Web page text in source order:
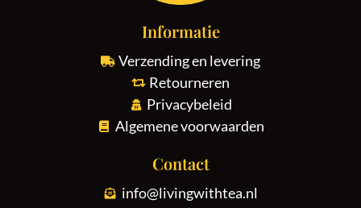
Informatie
Verzending en levering
Retourneren
Privacybeleid
Algemene voorwaarden
Contact
info@livingwithtea.nl